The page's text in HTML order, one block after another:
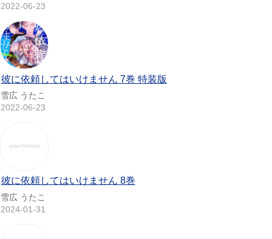
2022-06-23
彼に依頼してはいけません 7巻 特装版
雪広 うたこ
2022-06-23
彼に依頼してはいけません 8巻
雪広 うたこ
2024-01-31